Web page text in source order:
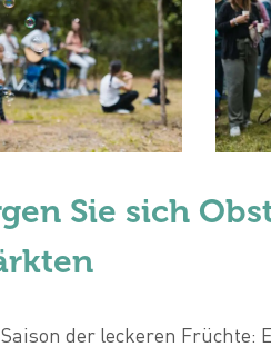
Sie sich
der leckeren Früchte: